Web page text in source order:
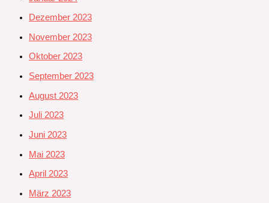
Dezember 2023
November 2023
Oktober 2023
September 2023
August 2023
Juli 2023
Juni 2023
Mai 2023
April 2023
März 2023